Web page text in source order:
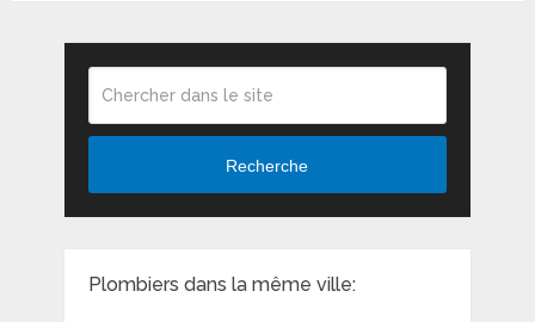
Recherche
Plombiers dans la même ville: